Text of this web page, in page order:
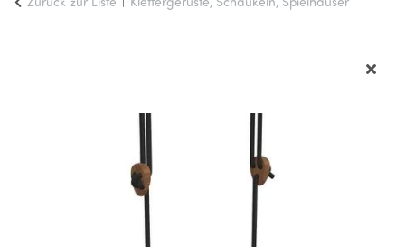
Zurück zur Liste Klettergerüste, Schaukeln, Spielhäuser